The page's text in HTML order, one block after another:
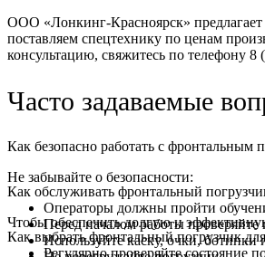
ООО «Лонкинг-Красноярск»
поставляем спецтехнику по ценам
консультацию, свяжитесь по телефону 8
Часто задаваемые
Как безопасно работать с фронтальным
Не забывайте о безопасности:
Операторы должны пройти
Перед началом работы проверяйте
Используйте каску, очки, ботинки
Как обслуживать фронтальный
Чтобы обеспечить долгую и
Регулярно проверяйте состояние
Как выбрать фронтальный погрузчик